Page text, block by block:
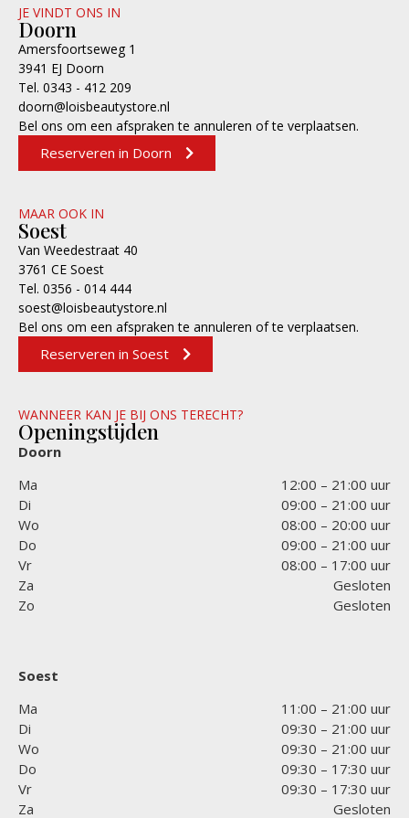
JE VINDT ONS IN
Doorn
Amersfoortseweg 1
3941 EJ Doorn
Tel. 0343 - 412 209
doorn@loisbeautystore.nl
Bel ons om een afspraken te annuleren of te verplaatsen.
Reserveren in Doorn
MAAR OOK IN
Soest
Van Weedestraat 40
3761 CE Soest
Tel. 0356 - 014 444
soest@loisbeautystore.nl
Bel ons om een afspraken te annuleren of te verplaatsen.
Reserveren in Soest
WANNEER KAN JE BIJ ONS TERECHT?
Openingstijden
Doorn
Ma
12:00 – 21:00 uur
Di
09:00 – 21:00 uur
Wo
08:00 – 20:00 uur
Do
09:00 – 21:00 uur
Vr
08:00 – 17:00 uur
Za
Gesloten
Zo
Gesloten
Soest
Ma
11:00 – 21:00 uur
Di
09:30 – 21:00 uur
Wo
09:30 – 21:00 uur
Do
09:30 – 17:30 uur
Vr
09:30 – 17:30 uur
Za
Gesloten